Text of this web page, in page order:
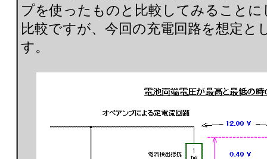
プを使ったものと比較してみること
比較ですが、今回の充電回路を想定と
す。